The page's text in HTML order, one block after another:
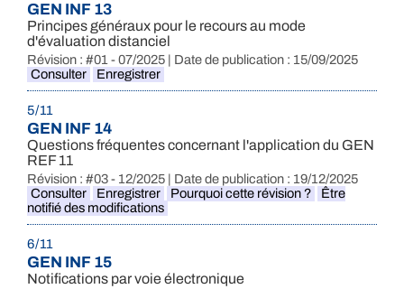
GEN INF 13
Principes généraux pour le recours au mode
d'évaluation distanciel
Révision : #01 - 07/2025 | Date de publication : 15/09/2025
Consulter
Enregistrer
5 / 11
GEN INF 14
Questions fréquentes concernant l'application du GEN
REF 11
Révision : #03 - 12/2025 | Date de publication : 19/12/2025
Consulter
Enregistrer Pourquoi cette révision ?
Être
notifié des modifications
6 / 11
GEN INF 15
Notifications par voie électronique